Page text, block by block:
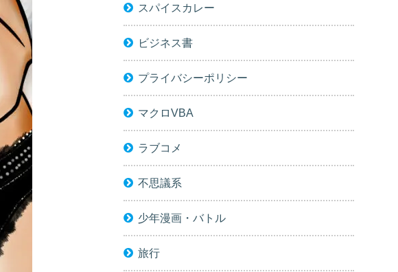
スパイスカレー
ビジネス書
プライバシーポリシー
マクロVBA
ラブコメ
不思議系
少年漫画・バトル
旅行